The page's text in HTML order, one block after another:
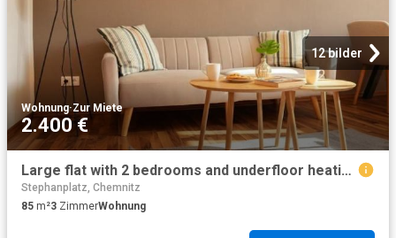
12 bilder
Wohnung·Zur Miete
2.400 €
Large flat with 2 bedrooms and underfloor heating, including parking space
Stephanplatz, Chemnitz
85 m²3 ZimmerWohnung